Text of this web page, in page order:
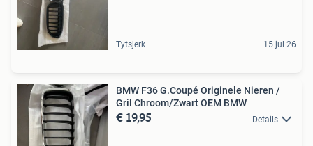
Tytsjerk 15 jul 26
BMW F36 G.Coupé Originele Nieren /
Gril Chroom/Zwart OEM BMW
€ 19,95 Details